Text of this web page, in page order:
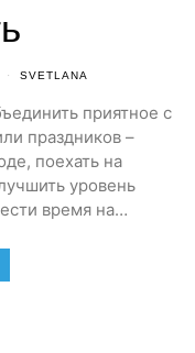
SVETLANA
приятное с
праздников –
поехать на
уровень
время на…